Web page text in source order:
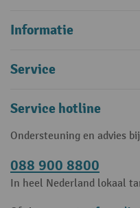
Informatie
Service
Service hotline
Ondersteuning en advies
088 900 8800
In heel Nederland lokaal